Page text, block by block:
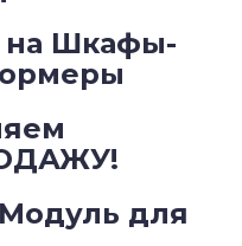
на Шкафы-
для